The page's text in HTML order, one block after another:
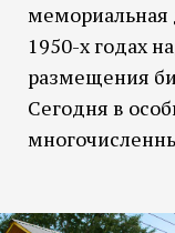
мемориальная
1950-х годах
размещения
Сегодня в